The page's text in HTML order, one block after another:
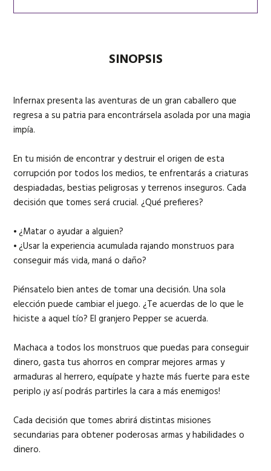
SINOPSIS
Infernax presenta las aventuras de un gran caballero que
regresa a su patria para encontrársela asolada por una magia
impía.
En tu misión de encontrar y destruir el origen de esta
corrupción por todos los medios, te enfrentarás a criaturas
despiadadas, bestias peligrosas y terrenos inseguros. Cada
decisión que tomes será crucial. ¿Qué prefieres?
⦁ ¿Matar o ayudar a alguien?
⦁ ¿Usar la experiencia acumulada rajando monstruos para
conseguir más vida, maná o daño?
Piénsatelo bien antes de tomar una decisión. Una sola
elección puede cambiar el juego. ¿Te acuerdas de lo que le
hiciste a aquel tío? El granjero Pepper se acuerda.
Machaca a todos los monstruos que puedas para conseguir
dinero, gasta tus ahorros en comprar mejores armas y
armaduras al herrero, equípate y hazte más fuerte para este
periplo ¡y así podrás partirles la cara a más enemigos!
Cada decisión que tomes abrirá distintas misiones
secundarias para obtener poderosas armas y habilidades o
dinero.